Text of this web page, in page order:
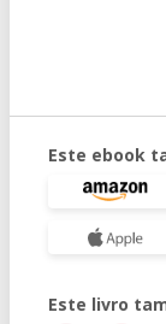
Este ebook
Este livro